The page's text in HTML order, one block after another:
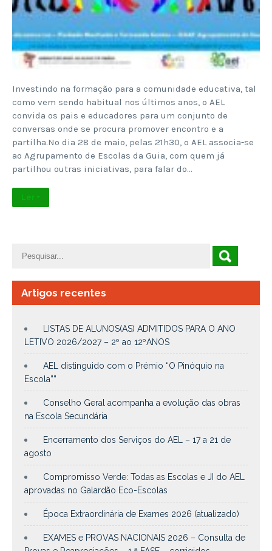
Investindo na formação para a comunidade educativa, tal
como vem sendo habitual nos últimos anos, o AEL
convida os pais e educadores para um conjunto de
conversas onde se procura promover encontro e a
partilha.No dia 28 de maio, pelas 21h30, o AEL associa-se
ao Agrupamento de Escolas da Guia, com quem já
partilhou outras iniciativas, para falar do…
Ler +
Artigos recentes
LISTAS DE ALUNOS(AS) ADMITIDOS PARA O ANO
LETIVO 2026/2027 – 2º ao 12ºANOS
AEL distinguido com o Prémio “O Pinóquio na
Escola””
Conselho Geral acompanha a evolução das obras
na Escola Secundária
Encerramento dos Serviços do AEL – 17 a 21 de
agosto
Compromisso Verde: Todas as Escolas e JI do AEL
aprovadas no Galardão Eco-Escolas
Época Extraordinária de Exames 2026 (atualizado)
EXAMES e PROVAS NACIONAIS 2026 – Consulta de